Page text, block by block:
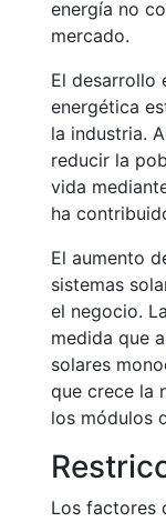
energía no
mercado.
El desarrollo
energética
la industria.
reducir la
vida
ha
El aumento
sistemas
el negocio.
medida que
solares
que crece la
los módulos
Los factores